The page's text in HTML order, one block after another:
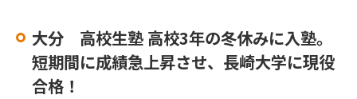
大分 高校生塾 高校3年の冬休みに入塾。
短期間に成績急上昇させ、長崎大学に現役
合格！